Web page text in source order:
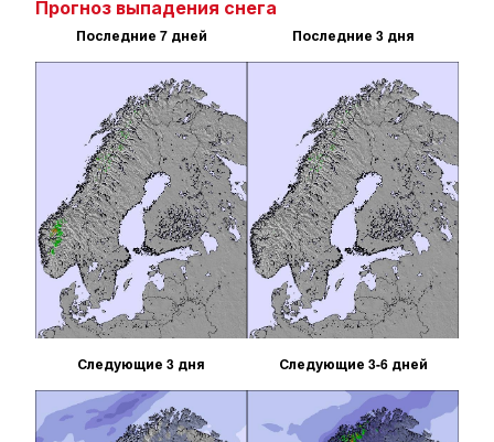
Прогноз выпадения снега
Последние 7 дней Последние 3 дня
Следующие 3 дня Следующие 3-6 дней